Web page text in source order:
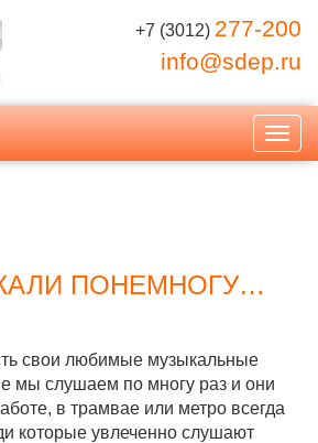
+7 (3012) 277-200
info@sdep.ru
ПОНЕМНОГУ…
свои любимые музыкальные
мы слушаем по многу раз и они
в трамвае или метро всегда
которые увлеченно слушают